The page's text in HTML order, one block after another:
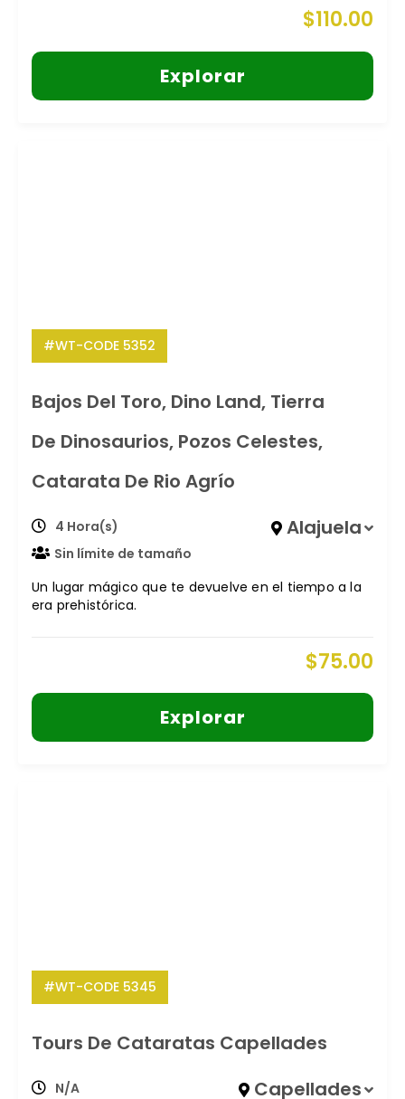
$110.00
Explorar
#WT-CODE 5352
Bajos Del Toro, Dino Land, Tierra
De Dinosaurios, Pozos Celestes,
Catarata De Rio Agrío
4 Hora(s) Alajuela
Sin límite de tamaño
Un lugar mágico que te devuelve en el tiempo a la
era prehistórica.
$75.00
Explorar
#WT-CODE 5345
Tours De Cataratas Capellades
N/A Capellades